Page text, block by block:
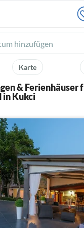
Karte
& Ferienhäuser
in Kukci